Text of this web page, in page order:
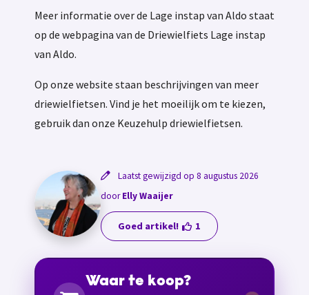
Meer informatie over de Lage instap van Aldo staat
op de webpagina van de Driewielfiets Lage instap
van Aldo.
Op onze website staan beschrijvingen van meer
driewielfietsen. Vind je het moeilijk om te kiezen,
gebruik dan onze Keuzehulp driewielfietsen.
Laatst gewijzigd op 8 augustus 2026
doorElly Waaijer
Goed artikel! 1
Waar te koop?